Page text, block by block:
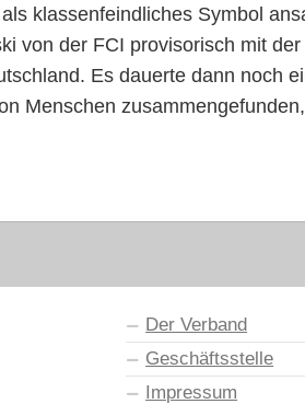
klassenfeindliches Symbol
von der FCI provisorisch mit
Es dauerte dann noch
Menschen
Der Verband
Geschäftsstelle
Impressum